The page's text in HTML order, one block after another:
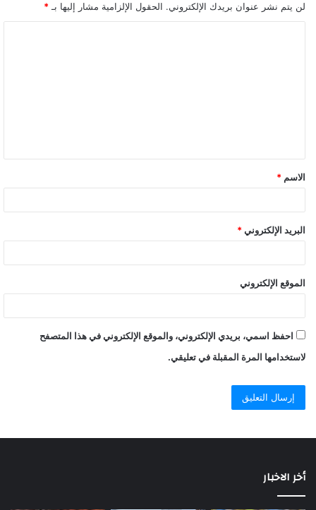
لن يتم نشر عنوان بريدك الإلكتروني. الحقول الإلزامية مشار إليها بـ *
الاسم *
البريد الإلكتروني *
الموقع الإلكتروني
احفظ اسمي، بريدي الإلكتروني، والموقع الإلكتروني في هذا المتصفح
لاستخدامها المرة المقبلة في تعليقي.
أخر الاخبار